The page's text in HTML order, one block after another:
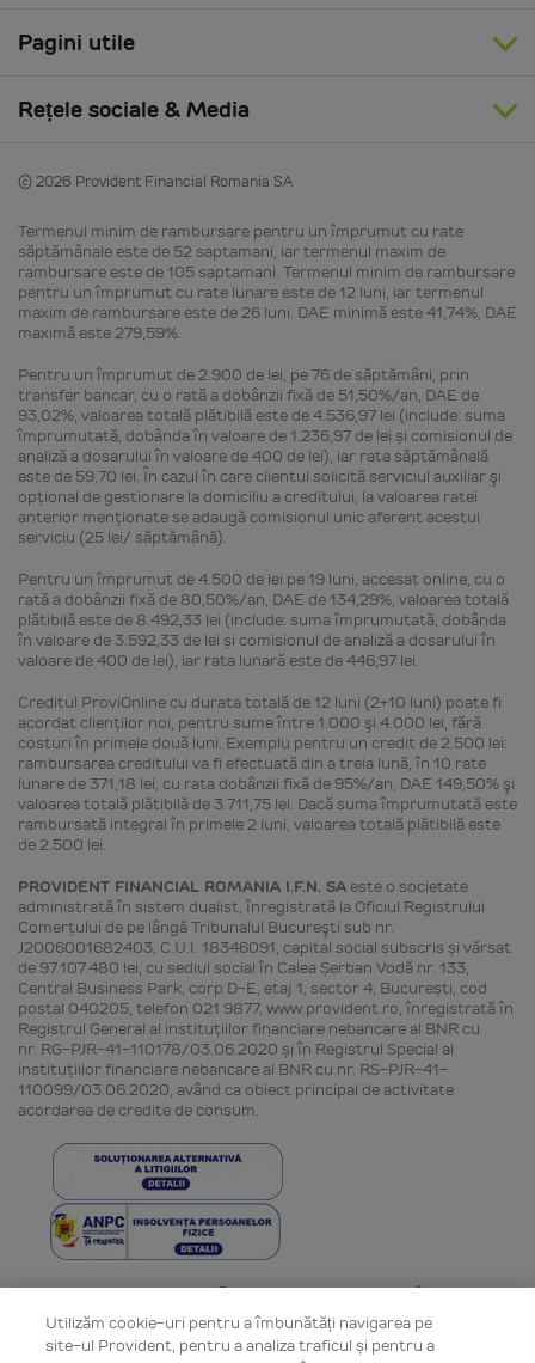
Pagini utile
Rețele sociale & Media
© 2026 Provident Financial Romania SA
Termenul minim de rambursare pentru un împrumut cu rate
săptămânale este de 52 saptamani, iar termenul maxim de
rambursare este de 105 saptamani. Termenul minim de rambursare
pentru un împrumut cu rate lunare este de 12 luni, iar termenul
maxim de rambursare este de 26 luni. DAE minimă este 41,74%, DAE
maximă este 279,59%.
Pentru un împrumut de 2.900 de lei, pe 76 de săptămâni, prin
transfer bancar, cu o rată a dobânzii fixă de 51,50%/an, DAE de
93,02%, valoarea totală plătibilă este de 4.536,97 lei (include: suma
împrumutată, dobânda în valoare de 1.236,97 de lei și comisionul de
analiză a dosarului în valoare de 400 de lei), iar rata săptămânală
este de 59,70 lei. În cazul în care clientul solicită serviciul auxiliar şi
opţional de gestionare la domiciliu a creditului, la valoarea ratei
anterior menţionate se adaugă comisionul unic aferent acestui
serviciu (25 lei/ săptămână).
Pentru un împrumut de 4.500 de lei pe 19 luni, accesat online, cu o
rată a dobânzii fixă de 80,50%/an, DAE de 134,29%, valoarea totală
plătibilă este de 8.492,33 lei (include: suma împrumutată, dobânda
în valoare de 3.592,33 de lei și comisionul de analiză a dosarului în
valoare de 400 de lei), iar rata lunară este de 446,97 lei.
Creditul ProviOnline cu durata totală de 12 luni (2+10 luni) poate fi
acordat clienţilor noi, pentru sume între 1.000 şi 4.000 lei, fără
costuri în primele două luni. Exemplu pentru un credit de 2.500 lei:
rambursarea creditului va fi efectuată din a treia lună, în 10 rate
lunare de 371,18 lei, cu rata dobânzii fixă de 95%/an, DAE 149,50% şi
valoarea totală plătibilă de 3.711,75 lei. Dacă suma împrumutată este
rambursată integral în primele 2 luni, valoarea totală plătibilă este
de 2.500 lei.
PROVIDENT FINANCIAL ROMANIA I.F.N. SA este o societate
administrată în sistem dualist, înregistrată la Oficiul Registrului
Comerţului de pe lângă Tribunalul Bucureşti sub nr.
J2006001682403, C.U.I. 18346091, capital social subscris și vărsat
de 97.107.480 lei, cu sediul social în Calea Șerban Vodă nr. 133,
Central Business Park, corp D-E, etaj 1, sector 4, București, cod
postal 040205, telefon 021 9877, www.provident.ro, înregistrată în
Registrul General al instituţiilor financiare nebancare al BNR cu
nr. RG-PJR-41-110178/03.06.2020 și în Registrul Special al
instituţiilor financiare nebancare al BNR cu nr. RS-PJR-41-
110099/03.06.2020, având ca obiect principal de activitate
acordarea de credite de consum.
Toate drepturile rezervate © Provident Financial România 2006 -
2026Utilizăm cookie-uri pentru a îmbunătăți navigarea pe
site-ul Provident, pentru a analiza traficul și pentru a